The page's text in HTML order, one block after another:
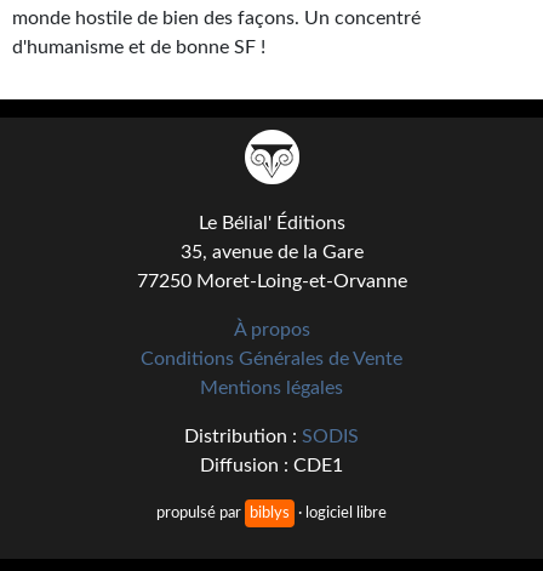
monde hostile de bien des façons. Un concentré
d'humanisme et de bonne SF !
Le Bélial' Éditions
35, avenue de la Gare
77250 Moret-Loing-et-Orvanne
À propos
Conditions Générales de Vente
Mentions légales
Distribution : SODIS
Diffusion : CDE1
propulsé par biblys · logiciel libre